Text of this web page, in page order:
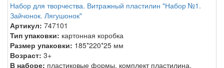
Набор для творчества. Витражный пластилин "Набор №1.
Зайчонок. Лягушонок"
Артикул: 747101
Тип упаковки: картонная коробка
Размер упаковки: 185*220*25 мм
Возраст: 3+
В наборе: пластиковые формы, комплект пластилина,